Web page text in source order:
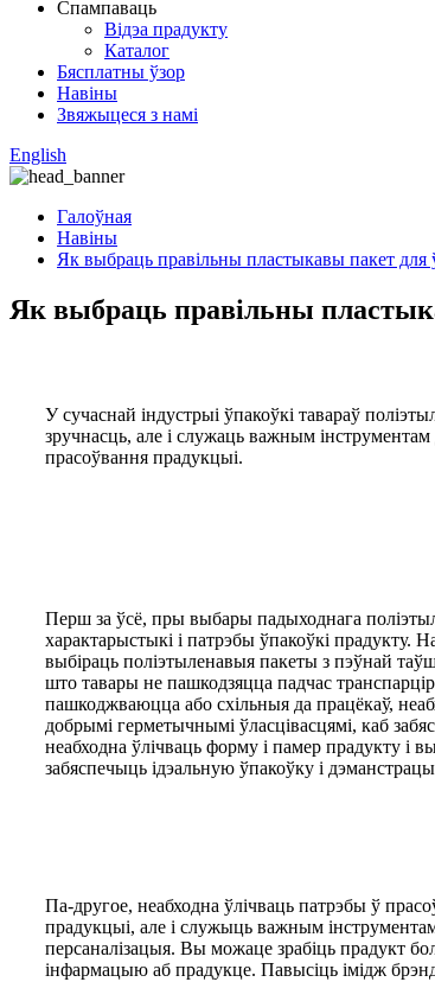
Спампаваць
Відэа прадукту
Каталог
Бясплатны ўзор
Навіны
Звяжыцеся з намі
English
Галоўная
Навіны
Як выбраць правільны пластыкавы пакет для
Як выбраць правільны
У сучаснай індустрыі ўпакоўкі тавараў
зручнасць, але і служаць важным
прасоўвання прадукцыі.
Перш за ўсё, пры выбары падыходнага
характарыстыкі і патрэбы ўпакоўкі прадукту.
выбіраць поліэтыленавыя пакеты з пэўнай
што тавары не пашкодзяцца падчас
пашкоджваюцца або схільныя да працёкаў,
добрымі герметычнымі ўласцівасцямі, каб
неабходна ўлічваць форму і памер прадукту і
забяспечыць ідэальную ўпакоўку і
Па-другое, неабходна ўлічваць патрэбы ў
прадукцыі, але і служыць важным
персаналізацыя. Вы можаце зрабіць прадукт
інфармацыю аб прадукце. Павысіць імідж